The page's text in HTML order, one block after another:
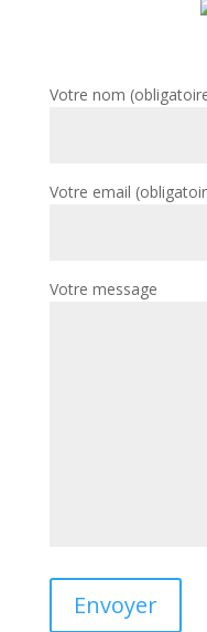
Votre nom
Votre email
Votre message